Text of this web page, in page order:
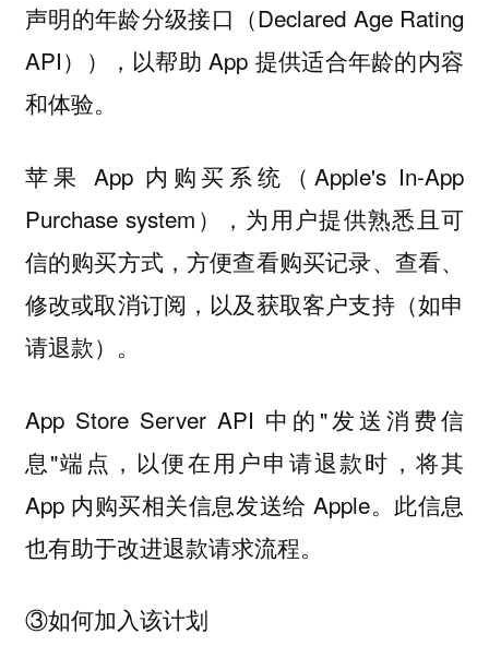
声明的年龄分级接口（Declared Age Rating
API）），以帮助 App 提供适合年龄的内容
和体验。
苹果 App 内购买系统（Apple's In-App
Purchase system），为用户提供熟悉且可
信的购买方式，方便查看购买记录、查看、
修改或取消订阅，以及获取客户支持（如申
请退款）。
App Store Server API 中的"发送消费信
息"端点，以便在用户申请退款时，将其
App 内购买相关信息发送给 Apple。此信息
也有助于改进退款请求流程。
③如何加入该计划